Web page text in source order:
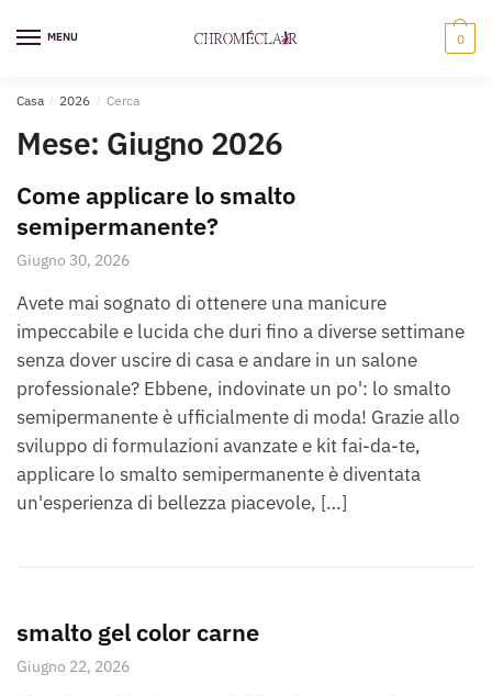
alla
MENU 0
Casa / 2026 / Cerca
Mese: Giugno 2026
Come applicare lo smalto
semipermanente?
Giugno 30, 2026
Avete mai sognato di ottenere una manicure
impeccabile e lucida che duri fino a diverse settimane
senza dover uscire di casa e andare in un salone
professionale? Ebbene, indovinate un po': lo smalto
semipermanente è ufficialmente di moda! Grazie allo
sviluppo di formulazioni avanzate e kit fai-da-te,
applicare lo smalto semipermanente è diventata
un'esperienza di bellezza piacevole, […]
smalto gel color carne
Giugno 22, 2026